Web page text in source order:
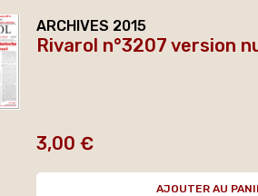
ARCHIVES 2015
Rivarol n°3207 version
Prix
3,00 €
AJOUTER AU